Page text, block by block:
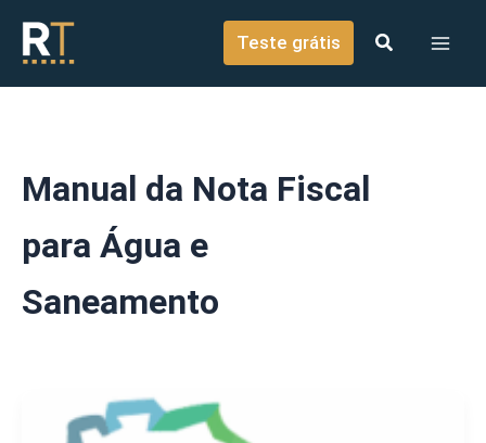
conteúdo
Teste grátis
Manual da Nota Fiscal
para Água e
Saneamento